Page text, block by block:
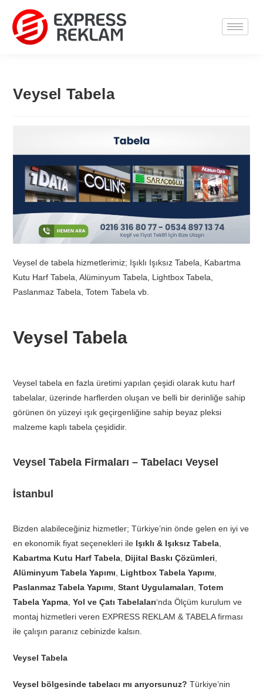
Veysel Tabela
Veysel de tabela hizmetlerimiz; Işıklı Işıksız Tabela, Kabartma
Kutu Harf Tabela, Alüminyum Tabela, Lightbox Tabela,
Paslanmaz Tabela, Totem Tabela vb.
Veysel Tabela
Veysel tabela en fazla üretimi yapılan çeşidi olarak kutu harf
tabelalar, üzerinde harflerden oluşan ve belli bir derinliğe sahip
görünen ön yüzeyi ışık geçirgenliğine sahip beyaz pleksi
malzeme kaplı tabela çeşididir.
Veysel Tabela Firmaları – Tabelacı Veysel
İstanbul
Bizden alabileceğiniz hizmetler; Türkiye’nin önde gelen en iyi ve
en ekonomik fiyat seçenekleri ile Işıklı & Işıksız Tabela
Kabartma Kutu Harf Tabela Dijital Baskı Çözümleri
Alüminyum Tabela Yapımı
Lightbox Tabela Yapımı
Paslanmaz Tabela Yapımı ,Stant Uygulamaları ,Totem
Tabela Yapma ,Yol ve Çatı Tabelaları‘nda Ölçüm kurulum ve
montaj hizmetleri veren EXPRESS REKLAM & TABELA firması
ile çalışın paranız cebinizde kalsın.
Veysel Tabela
Veysel bölgesinde tabelacı mı arıyorsunuz? Türkiye’nin